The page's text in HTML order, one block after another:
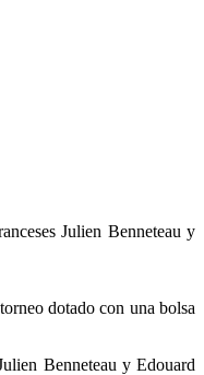
Julien Benneteau y
dotado con una bolsa
Benneteau y Edouard